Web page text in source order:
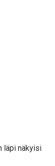
läpi näkyisi